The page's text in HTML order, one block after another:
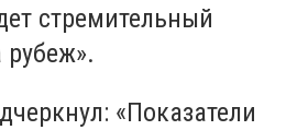
стремительный
рубеж».
«Показатели